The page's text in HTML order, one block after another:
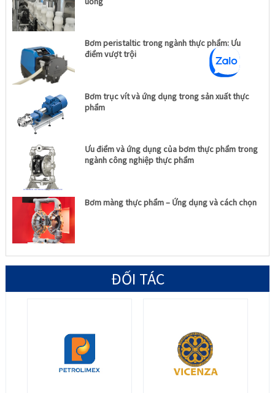
Bơm peristaltic trong ngành thực phẩm: Ưu
điểm vượt trội
Bơm trục vít và ứng dụng trong sản xuất thực
phẩm
Ưu điểm và ứng dụng của bơm thực phẩm trong
ngành công nghiệp thực phẩm
Bơm màng thực phẩm – Ứng dụng và cách chọn
ĐỐI TÁC